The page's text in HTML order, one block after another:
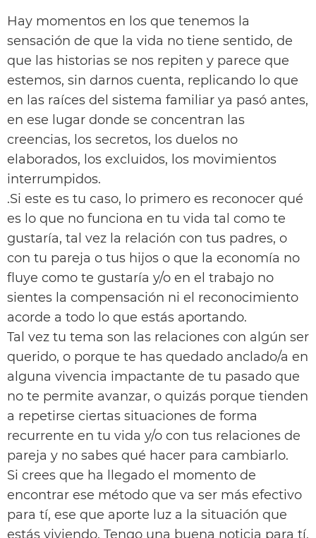
Hay momentos en los que tenemos la
sensación de que la vida no tiene sentido, de
que las historias se nos repiten y parece que
estemos, sin darnos cuenta, replicando lo que
en las raíces del sistema familiar ya pasó antes,
en ese lugar donde se concentran las
creencias, los secretos, los duelos no
elaborados, los excluidos, los movimientos
interrumpidos.
.Si este es tu caso, lo primero es reconocer qué
es lo que no funciona en tu vida tal como te
gustaría, tal vez la relación con tus padres, o
con tu pareja o tus hijos o que la economía no
fluye como te gustaría y/o en el trabajo no
sientes la compensación ni el reconocimiento
acorde a todo lo que estás aportando.
Tal vez tu tema son las relaciones con algún ser
querido, o porque te has quedado anclado/a en
alguna vivencia impactante de tu pasado que
no te permite avanzar, o quizás porque tienden
a repetirse ciertas situaciones de forma
recurrente en tu vida y/o con tus relaciones de
pareja y no sabes qué hacer para cambiarlo.
Si crees que ha llegado el momento de
encontrar ese método que va ser más efectivo
para tí, ese que aporte luz a la situación que
estás viviendo. Tengo una buena noticia para tí,